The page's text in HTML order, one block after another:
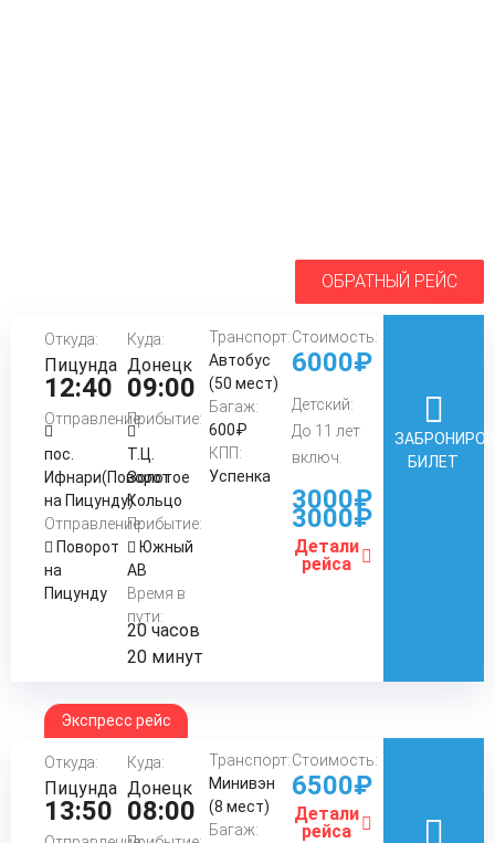
ОБРАТНЫЙ РЕЙС
Откуда:
Пицунда
12:40
Отправление:
пос.
Ифнари(Поворот
на Пицунду)
Отправление:
Поворот
на
Пицунду
Куда:
Донецк
09:00
Прибытие:
Т.Ц.
Золотое
Кольцо
Прибытие:
Южный
АВ
Время в
пути:
20 часов
20 минут
Транспорт:
Автобус
(50 мест)
Багаж:
600₽
КПП:
Успенка
Стоимость:
6000₽
Детский:
До 11 лет
включ.
3000₽
3000₽
Детали
рейса
БИЛЕТ
Экспресс рейс
Откуда:
Пицунда
13:50
Куда:
Донецк
08:00
Транспорт:
Минивэн
(8 мест)
Багаж:
Стоимость:
6500₽
Детали
рейса